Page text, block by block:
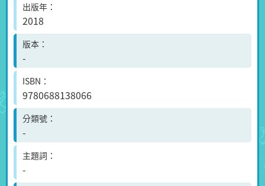
出版年
2018
版本
-
ISBN
9780688138066
分類號
-
主題詞
-